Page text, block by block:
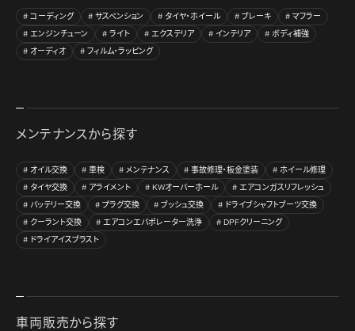
コーディング サスペンション タイヤ・ホイール ブレーキ
マフラー
エンジンチューン
ライト エクステリア インテリア
ボディ補強
オーディオ
フィルム・ラッピング
メンテナンスから探す
オイル交換 車検 メンテナンス 事故修理・板金塗装
ホイール修理
タイヤ交換
アライメント KWオーバーホール
エアコンガスリフレッシュ
バッテリー交換
プラグ交換 ブッシュ交換
ドライブシャフトブーツ交換
クーラント交換
エアコンエバポレーター洗浄
DPFクリーニング
ドライアイスブラスト
車両販売から探す